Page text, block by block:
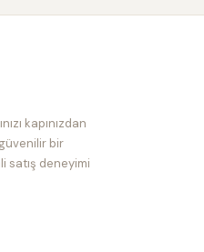
kapınızdan
bir
satış deneyimi